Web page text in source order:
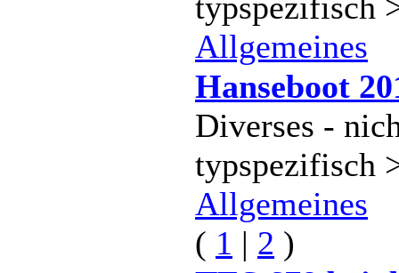
Allgemeines
Hanseboot
Diverses -
typspezifisch
Allgemeines
( 1 | 2 )